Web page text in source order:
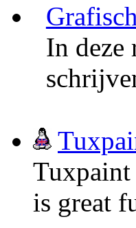
In deze
is great